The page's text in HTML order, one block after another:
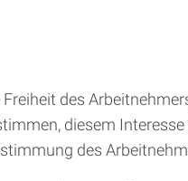
des
diesem
des